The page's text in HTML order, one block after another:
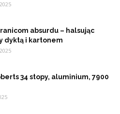
absurdu – halsując
dyktą i kartonem
34 stopy, aluminium, 7900